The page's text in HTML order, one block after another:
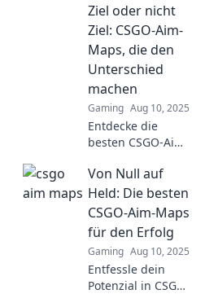
gem maps that
will elevate your
game and sharpen
your aim like a
pro. Discover now!
Ziel oder nicht
Ziel: CSGO-Aim-
Maps, die den
Unterschied
machen
Gaming Aug 10, 2025
Entdecke die
besten CSGO-Aim-
Gameplay
revolutionieren!
Werde zum
Meister deiner
Ziele und steigere
deinen Skills jetzt!
Von Null auf
Held: Die besten
CSGO-Aim-Maps
für den Erfolg
Gaming Aug 10, 2025
Entfessle dein
Potenzial in CSGO!